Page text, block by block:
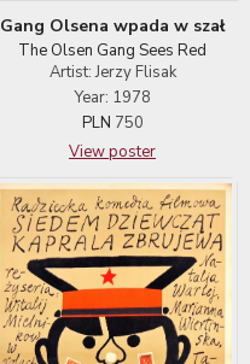
Gang Olsena wpada w szał
The Olsen Gang Sees Red
Artist: Jerzy Flisak
Year: 1978
PLN 750
View poster